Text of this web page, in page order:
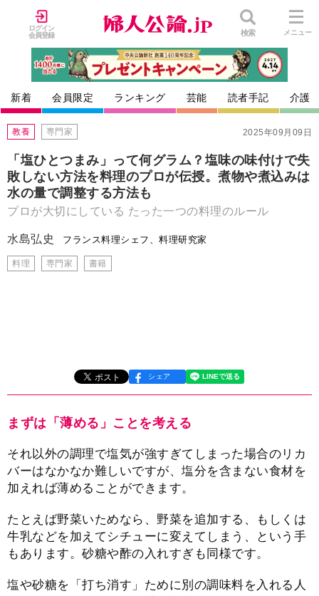
ログイン
会員登録
検索 メニュー
新着 会員限定 ランキング 芸能 読者手記 介護
2025年09月09日
教養 専門家
「塩ひとつまみ」って何グラム？塩味の味付けで失
敗しない方法を料理のプロが伝授。煮物や煮込みは
水の量で調整する方法も
プロが大切にしている たった一つの料理のルール
水島弘史 フランス料理シェフ、料理研究家
料理 専門家 書籍
シェア
まずは「薄める」ことを考える
それ以外の調理で塩気が強すぎてしまった場合のリカ
バーはなかなか難しいですが、塩分を含まない食材を
加えれば薄めることができます。
たとえば野菜いためなら、野菜を追加する、もしくは
牛乳などを加えてシチューに変えてしまう、という手
もあります。砂糖や酢の入れすぎも同様です。
塩や砂糖を「打ち消す」ために別の調味料を入れる人